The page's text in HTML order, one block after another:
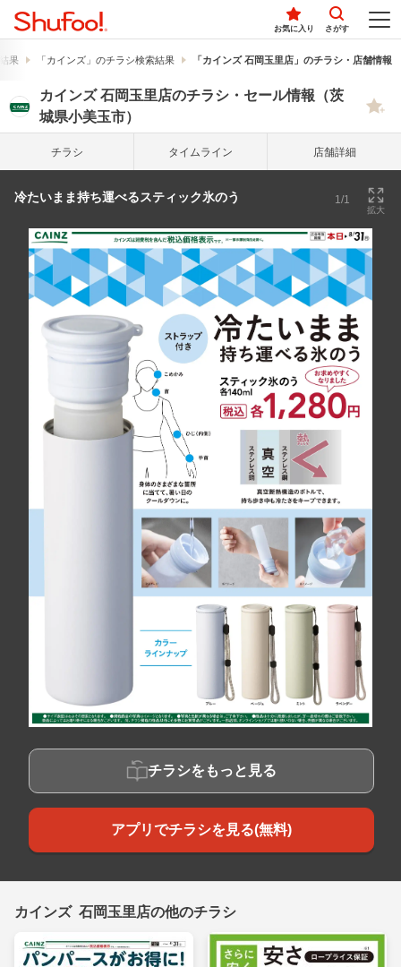
お気に入り さがす
果 「カインズ」のチラシ検索結果 「カインズ 石岡玉里店」のチラシ・店舗情報
カインズ 石岡玉里店のチラシ・セール情報（茨
城県小美玉市）
チラシ タイム ライン 店舗詳細
冷たいまま持ち運べるスティック氷のう 1/1
拡大
チラシをもっと見る
アプリでチラシを見る(無料)
カインズ 石岡玉里店の他のチラシ